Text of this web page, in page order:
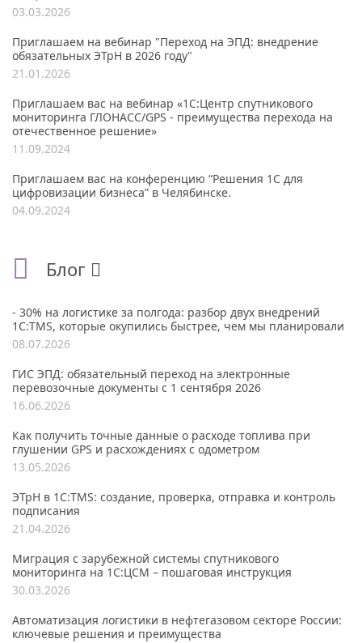
03.03.2026
Приглашаем на вебинар "Переход на ЭПД: внедрение
обязательных ЭТрН в 2026 году"
21.01.2026
Приглашаем вас на вебинар «1С:Центр спутникового
мониторинга ГЛОНАСС/GPS - преимущества перехода на
отечественное решение»
11.09.2024
Приглашаем вас на конференцию “Решения 1С для
цифровизации бизнеса” в Челябинске.
04.09.2024
Блог
- 30% на логистике за полгода: разбор двух внедрений
1С:TMS, которые окупились быстрее, чем мы планировали
08.07.2026
ГИС ЭПД: обязательный переход на электронные
перевозочные документы с 1 сентября 2026
16.06.2026
Как получить точные данные о расходе топлива при
глушении GPS и расхождениях с одометром
13.05.2026
ЭТрН в 1С:TMS: создание, проверка, отправка и контроль
подписания
21.04.2026
Миграция с зарубежной системы спутникового
мониторинга на 1С:ЦСМ – пошаговая инструкция
30.03.2026
Автоматизация логистики в нефтегазовом секторе России:
ключевые решения и преимущества